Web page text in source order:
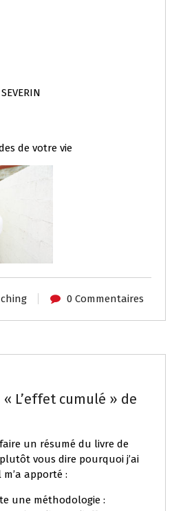
de votre vie
0 Commentaires
« L’effet cumulé » de
un résumé du livre de
vous dire pourquoi j’ai
apporté :
une méthodologie :